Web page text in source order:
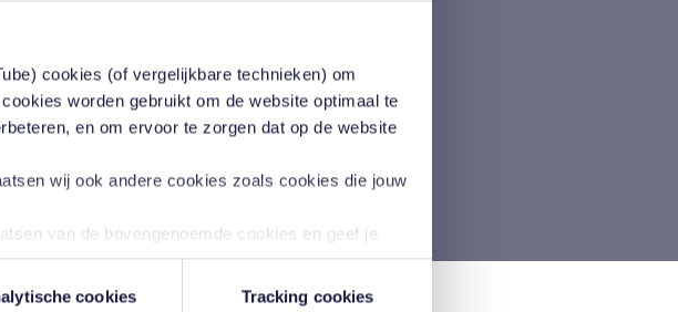
cookies (of vergelijkbare technieken) om
worden gebruikt om de website optimaal te
en om ervoor te zorgen dat op de website
wij ook andere cookies zoals cookies die jouw
van de bovengenoemde cookies en geef je
persoonsgegevens, zoals het verzamelen van
cookies Tracking cookies
gezien en